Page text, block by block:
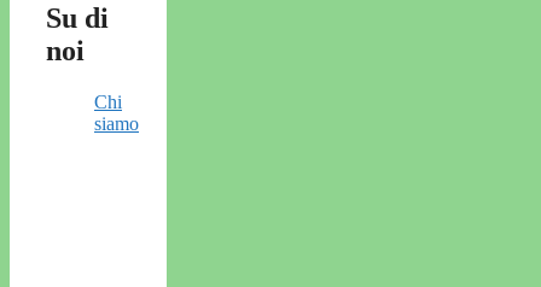
Su di
noi
Chi
siamo